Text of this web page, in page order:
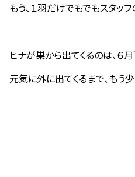
もう、１羽だけでもでもスタッ
ヒナが巣から出てくるのは、６
元気に外に出てくるまで、もう